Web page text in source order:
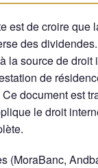
est de croire
des
la source de
de
document est
le droit
(MoraBanc,